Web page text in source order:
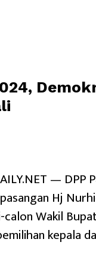
—
Hj
Wakil
kepala